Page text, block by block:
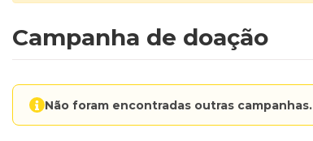
Campanha de doação
Não foram encontradas outras campanhas.